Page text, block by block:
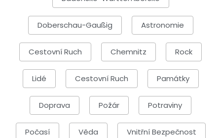
Doberschau-Gaußig Astronomie
Cestovní Ruch Chemnitz Rock
Lidé Cestovní Ruch Památky
Doprava Požár Potraviny
Počasí Věda Vnitřní Bezpečnost